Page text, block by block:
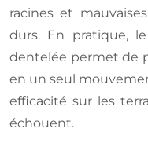
racines et
durs. En pratique,
dentelée permet de
en un seul
efficacité sur les
échouent.